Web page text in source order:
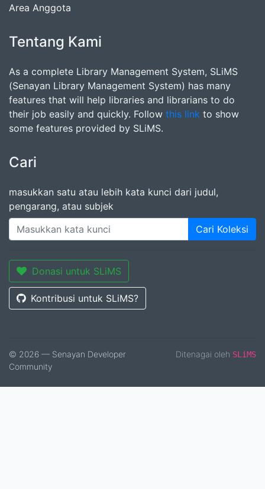
Area Anggota
Tentang Kami
As a complete Library Management System, SLiMS
(Senayan Library Management System) has many
features that will help libraries and librarians to do
their job easily and quickly. Follow this link to show
some features provided by SLiMS.
Cari
masukkan satu atau lebih kata kunci dari judul,
pengarang, atau subjek
Cari Koleksi
Donasi untuk SLiMS
Kontribusi untuk SLiMS?
© 2026 — Senayan Developer
Community
Ditenagai oleh SLiMS